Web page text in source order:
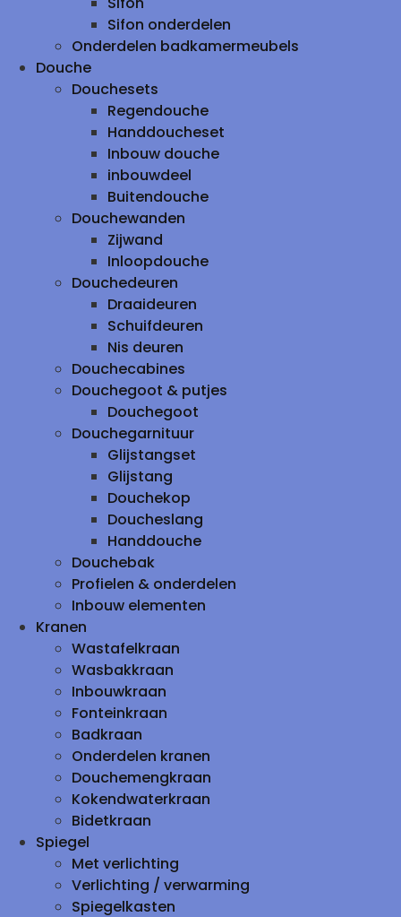
Sifon onderdelen
Onderdelen badkamermeubels
Douche
Douchesets
Regendouche
Handdoucheset
Inbouw douche
inbouwdeel
Buitendouche
Douchewanden
Zijwand
Inloopdouche
Douchedeuren
Draaideuren
Schuifdeuren
Nis deuren
Douchecabines
Douchegoot & putjes
Douchegoot
Douchegarnituur
Glijstangset
Glijstang
Douchekop
Doucheslang
Handdouche
Douchebak
Profielen & onderdelen
Inbouw elementen
Kranen
Wastafelkraan
Wasbakkraan
Inbouwkraan
Fonteinkraan
Badkraan
Onderdelen kranen
Douchemengkraan
Kokendwaterkraan
Bidetkraan
Spiegel
Met verlichting
Verlichting / verwarming
Spiegelkasten